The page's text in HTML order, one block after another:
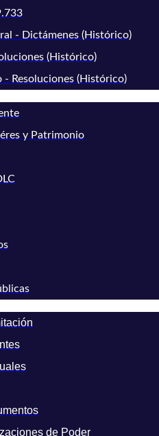
- Dictámenes (Histórico)
(Histórico)
- Resoluciones (Histórico)
y Patrimonio
de Poder